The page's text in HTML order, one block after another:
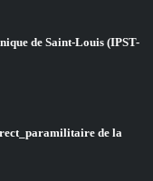
de Saint-Louis (IPST-
de la